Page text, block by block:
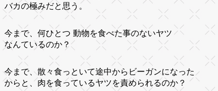
バカの極みだと思う。
今まで、何ひとつ 動物を食べた事のないヤツ
なんているのか？
今まで、散々食っといて途中からビーガンになった
からと、肉を食っているヤツを責められるのか？